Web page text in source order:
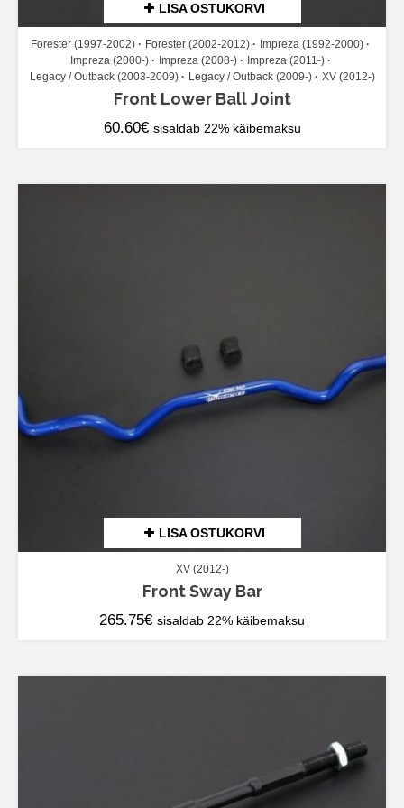
LISA OSTUKORVI
Forester (1997-2002) Forester (2002-2012)
Impreza (1992-2000)
Impreza (2000-)
Impreza (2008-)
Impreza (2011-)
Legacy / Outback (2003-2009)
Legacy / Outback (2009-) XV (2012-)
Front Lower Ball Joint
60.60€ sisaldab 22% käibemaksu
LISA OSTUKORVI
XV (2012-)
Front Sway Bar
265.75€ sisaldab 22% käibemaksu